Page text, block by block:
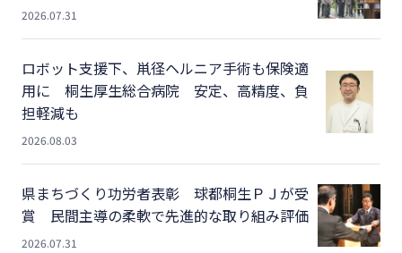
2026.07.31
ロボット支援下、鼡径ヘルニア手術も保険適
用に 桐生厚生総合病院 安定、高精度、負
担軽減も
2026.08.03
県まちづくり功労者表彰 球都桐生ＰＪが受
賞 民間主導の柔軟で先進的な取り組み評価
2026.07.31